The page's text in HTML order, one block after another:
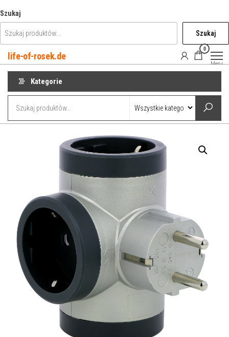
do
treści
Szukaj
Szukaj
life-of-rosek.de
0
Menu
Kategorie